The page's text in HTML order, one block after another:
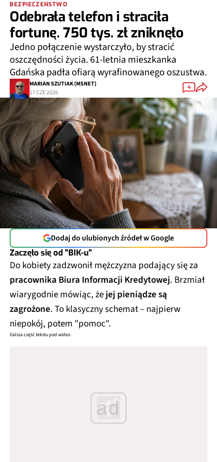
BEZPIECZEŃSTWO
Odebrała telefon i straciła
fortunę. 750 tys. zł zniknęło
Jedno połączenie wystarczyło, by stracić
oszczędności życia. 61-letnia mieszkanka
Gdańska padła ofiarą wyrafinowanego oszustwa.
MARIAN SZUTIAK (MSNET)
17 CZE 2026
4
Dodaj do ulubionych źródeł w Google
Zaczęło się od "BIK-u"
Do kobiety zadzwonił mężczyzna podający się za
pracownika Biura Informacji Kredytowej. Brzmiał
wiarygodnie mówiąc, żejej pieniądze są
zagrożone. To klasyczny schemat – najpierw
niepokój, potem "pomoc".
Dalsza część tekstu pod wideo
ad